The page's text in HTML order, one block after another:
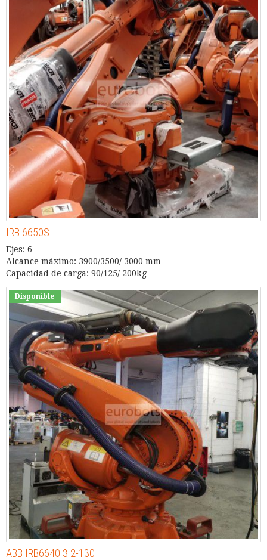
IRB 6650S
Ejes: 6
Alcance máximo: 3900/3500/ 3000 mm
Capacidad de carga: 90/125/ 200kg
Disponible
ABB IRB6640 3.2-130